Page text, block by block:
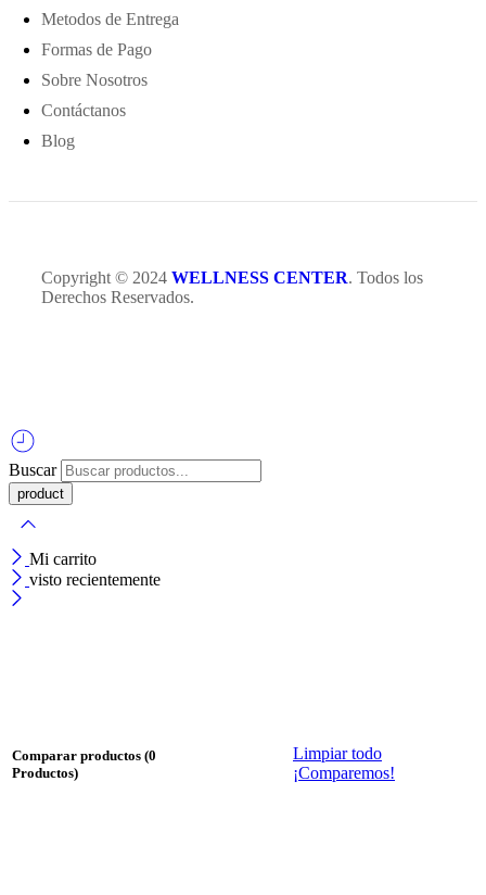
Metodos de Entrega
Formas de Pago
Sobre Nosotros
Contáctanos
Blog
Copyright © 2024 WELLNESS CENTER. Todos los
Derechos Reservados.
Buscar
Mi carrito
visto recientemente
Comparar productos (0
Productos)
Limpiar todo
¡Comparemos!